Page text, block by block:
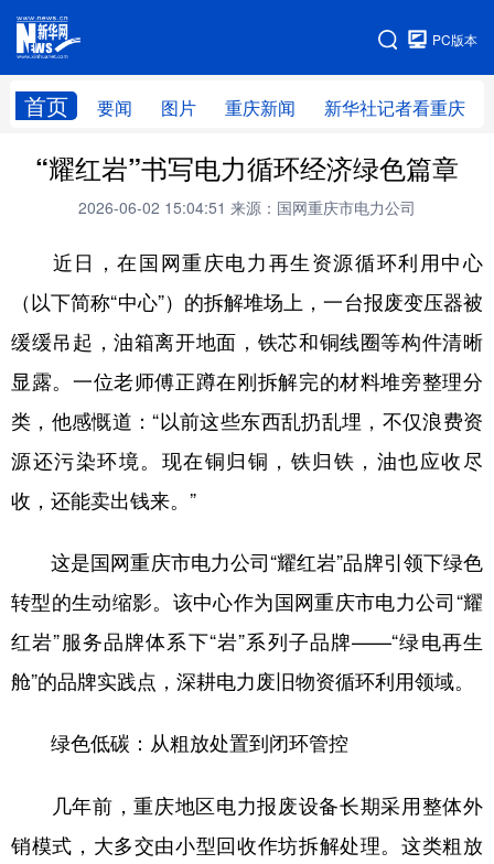
PC版本
首页 要闻 图片 重庆新闻 新华社记者看重庆
网站地图
“耀红岩”书写电力循环经济绿色篇章
2026-06-02 15:04:51 来源：国网重庆市电力公司
近日，在国网重庆电力再生资源循环利用中心
（以下简称“中心”）的拆解堆场上，一台报废变压器被
缓缓吊起，油箱离开地面，铁芯和铜线圈等构件清晰
显露。一位老师傅正蹲在刚拆解完的材料堆旁整理分
类，他感慨道：“以前这些东西乱扔乱埋，不仅浪费资
源还污染环境。现在铜归铜，铁归铁，油也应收尽
收，还能卖出钱来。”
这是国网重庆市电力公司“耀红岩”品牌引领下绿色
转型的生动缩影。该中心作为国网重庆市电力公司“耀
红岩”服务品牌体系下“岩”系列子品牌——“绿电再生
舱”的品牌实践点，深耕电力废旧物资循环利用领域。
绿色低碳：从粗放处置到闭环管控
几年前，重庆地区电力报废设备长期采用整体外
销模式，大多交由小型回收作坊拆解处理。这类粗放